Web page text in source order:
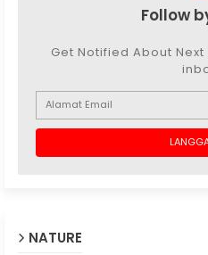
Follow
Get Notified About
NATURE